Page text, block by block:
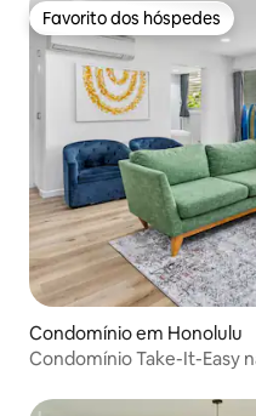
Favorito dos hóspedes
Favorito dos hóspedes
Condomínio em Honolulu
Condomínio Take-It-Easy